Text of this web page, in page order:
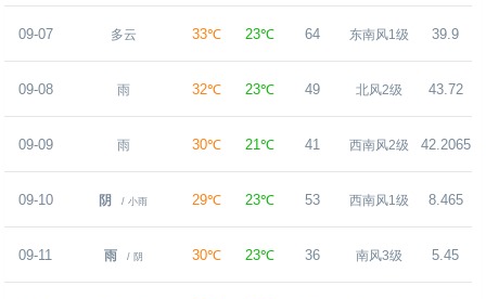
09-07 多云 33℃ 23℃ 64 东南风1级 39.9
09-08 雨 32℃ 23℃ 49 北风2级 43.72
09-09 雨 30℃ 21℃ 41 西南风2级 42.2065
09-10 阴 / 小雨 29℃ 23℃ 53 西南风1级 8.465
09-11 雨 / 阴 30℃ 23℃ 36 南风3级 5.45